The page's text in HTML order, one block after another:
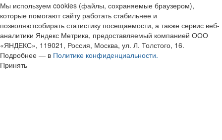
Мы используем cookies (файлы, сохраняемые браузером),
которые помогают сайту работать стабильнее и
позволяютсобирать статистику посещаемости, а также сервис веб-
аналитики Яндекс Метрика, предоставляемый компанией ООО
«ЯНДЕКС», 119021, Россия, Москва, ул. Л. Толстого, 16.
Подробнее — в Политике конфиденциальности.
Принять